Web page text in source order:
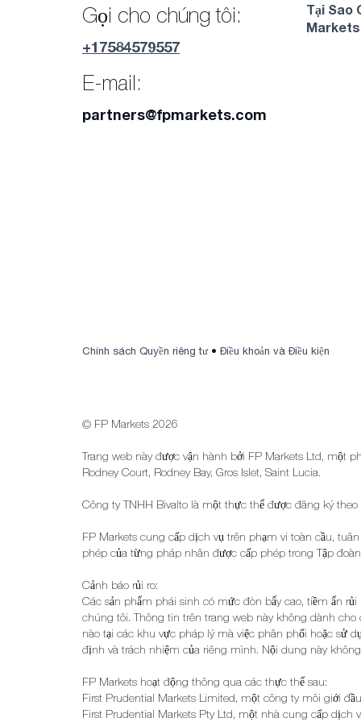
Gọi cho chúng tôi:
+17584579557
E-mail:
partners@fpmarkets.com
Tại Sao
Markets
Chính sách Quyền riêng tư • Điều khoản và Điều kiện
© FP Markets 2026
Trang web này được vận hành bởi FP Markets Ltd, một
Rodney Court, Rodney Bay, Gros Islet, Saint Lucia.
Công ty TNHH Bivalto là một thực thể được đăng ký
FP Markets cung cấp dịch vụ trên phạm vi toàn cầu,
phép của từng pháp nhân được cấp phép trong Tập
Cảnh báo rủi ro:
Các sản phẩm phái sinh có mức đòn bẩy cao, tiềm ẩn
chúng tôi. Thông tin trên trang web này không dành
nào tại các khu vực pháp lý mà việc phân phối hoặc sử
định và trách nhiệm của riêng mình. Nội dung này
FP Markets hoạt động thông qua các thực thể sau:
First Prudential Markets Limited, một công ty môi giới
First Prudential Markets Pty Ltd, một nhà cung cấp dịch